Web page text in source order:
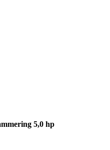
5,0 hp